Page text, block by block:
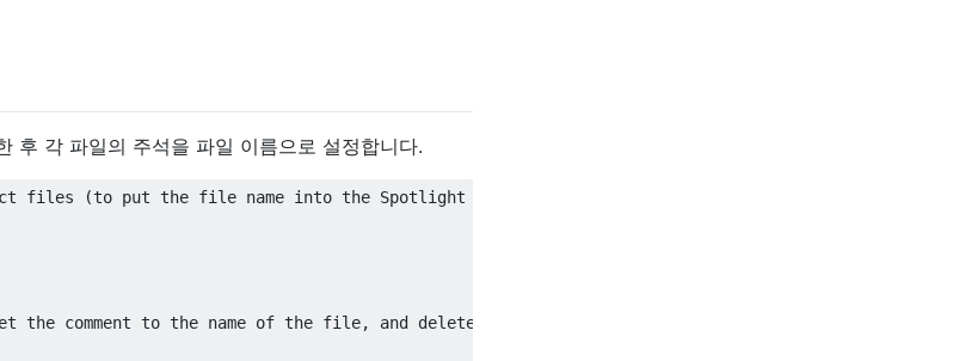
후 각 파일의 주석을 파일 이름으로 설정합니다.
files (to put the file name into the Spotlight Comment)"
the comment to the name of the file, and delete